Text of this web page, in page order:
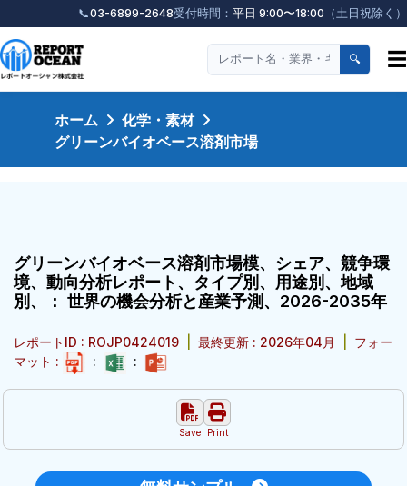
📞03-6899-2648受付時間： 平日 9:00〜18:00 （土日祝除く）
🔍 ☰
ホーム
化学・素材
グリーンバイオベース溶剤市場
グリーンバイオベース溶剤市場模、シェア、競争環
境、動向分析レポート、タイプ別、用途別、地域
別、： 世界の機会分析と産業予測、2026-2035年
レポートID : ROJP0424019 最終更新 : 2026年04月
フォー
マット :
: :
Save Print